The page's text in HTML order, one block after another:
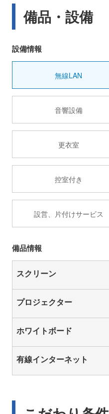
備品・設備
設備情報
無線LAN
音響設備
更衣室
控室付き
設営、片付けサービス
備品情報
スクリーン
プロジェクター
ホワイトボード
有線インターネット